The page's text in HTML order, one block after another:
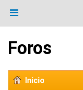
Foros
Inicio